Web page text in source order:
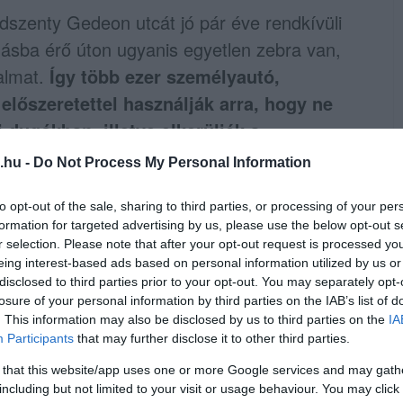
- Do Not Process My Personal Information
opt-out of the sale, sharing to third parties, or processing of your
for targeted advertising by us, please use the below opt-out
selection. Please note that after your opt-out request is processed
interest-based ads based on personal information utilized by us
to third parties prior to your opt-out. You may separately
of your personal information by third parties on the IAB’s list of
This information may also be disclosed by us to third parties on the
Participants that may further disclose it to other third parties.
that this website/app uses one or more Google services and may
but not limited to your visit or usage behaviour. You may
Gedeon utcát jó pár éve rendkívüli
érő úton ugyanis egyetlen zebra van,
Így több ezer személyautó,
használják arra, hogy ne
illetve elkerüljék a
az élet elviselhetetlenné vált, hiszen
alapvetően szűk, ráadásul a
a biciklisek és a javarészt 30 km/órás
érdekelnek, a sofőrök (tisztelet a
többszörösével száguldoznak.Így nem
alapból nincsenek jó állapotban –
az aszfalt, emiatt számos kátyú és